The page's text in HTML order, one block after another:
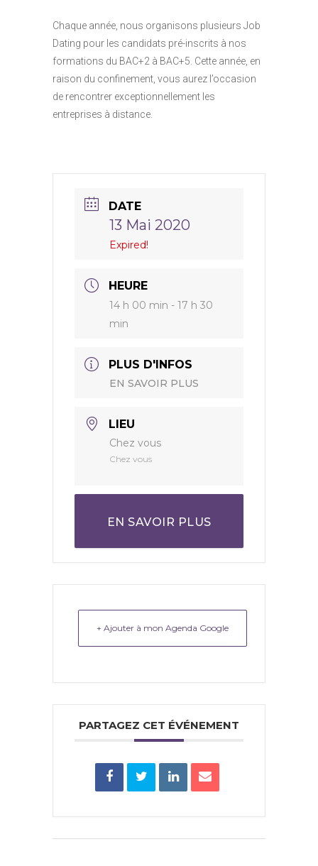
Chaque année, nous organisons plusieurs Job
Dating pour les candidats pré-inscrits à nos
formations du BAC+2 à BAC+5. Cette année, en
raison du confinement, vous aurez l’occasion
de rencontrer exceptionnellement les
entreprises à distance.
DATE
13 Mai 2020
Expired!
HEURE
14 h 00 min - 17 h 30
min
PLUS D'INFOS
EN SAVOIR PLUS
LIEU
Chez vous
Chez vous
EN SAVOIR PLUS
+ Ajouter à mon Agenda Google
PARTAGEZ CET ÉVÉNEMENT